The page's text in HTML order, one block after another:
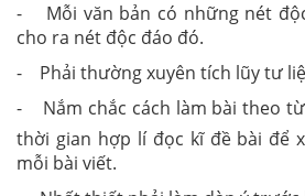
- Mỗi văn bản có những nét
cho ra nét độc đáo đó.
- Phải thường xuyên tích lũy tư
- Nắm chắc cách làm bài theo
thời gian hợp lí đọc kĩ đề bài để
mỗi bài viết.